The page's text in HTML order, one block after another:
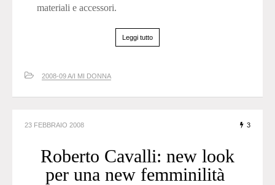
materiali e accessori.
Leggi tutto
2008-09 A/I MI DONNA
23 FEBBRAIO 2008 3
Roberto Cavalli: new look
per una new femminilità